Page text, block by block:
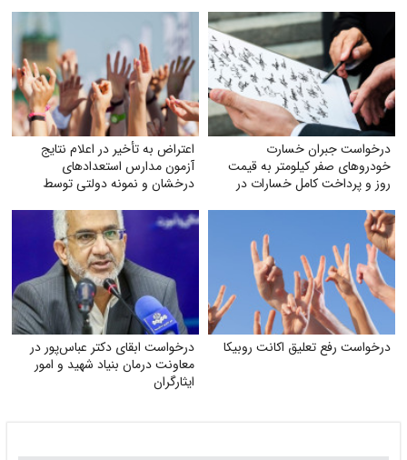
درخواست جبران خسارت
خودروهای صفر کیلومتر به قیمت
روز و پرداخت کامل خسارات در
اعتراض به تأخیر در اعلام نتایج
آزمون مدارس استعدادهای
درخشان و نمونه دولتی توسط
درخواست رفع تعلیق اکانت روبیکا
درخواست ابقای دکتر عباس‌پور در
معاونت درمان بنیاد شهید و امور
ایثارگران